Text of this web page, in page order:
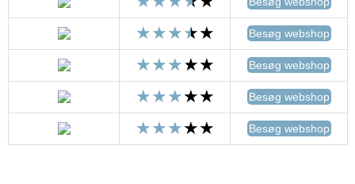
Besøg webshop
Besøg webshop
Besøg webshop
Besøg webshop